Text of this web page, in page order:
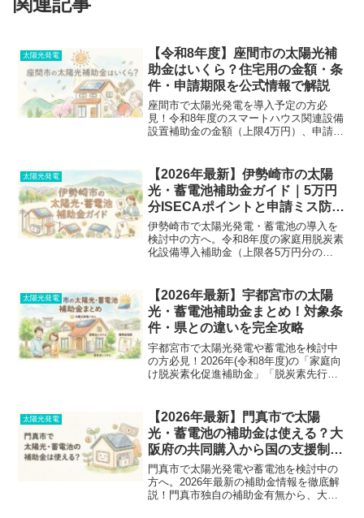
太陽光発電
【令和8年度】座間市の太陽光補
助金はいくら？住宅用の金額・条
件・申請期限を公式情報で解説
座間市で太陽光発電を導入予定の方必
見！令和8年度のスマートハウス関連設備
設置補助金の金額（上限4万円）、申請タ
を防ぐチェックリスト付き。
太陽光発電
【2026年最新】伊勢崎市の太陽
光・蓄電池補助金ガイド｜5万円
分ISECAポイントと申請ミス防止
策
伊勢崎市で太陽光発電・蓄電池の導入を
検討中の方へ。令和8年度の家庭用脱炭素
化設備導入補助金（上限各5万円分の
PPAの可否や、申請ミスを防ぐための業
者確認リストまで網羅しています。
太陽光発電
【2026年最新】宇都宮市の太陽
光・蓄電池補助金まとめ！対象条
件・県との違いを完全攻略
宇都宮市で太陽光発電や蓄電池を検討中
の方必見！2026年(令和8年度)の「家庭向
け脱炭素化促進補助金」「脱炭素先行地
ランがわかりやすく徹底解説。損しない
ための見積もり選びのコツも公開してい
ます。
太陽光発電
【2026年最新】門真市で太陽
光・蓄電池の補助金は使える？大
阪府の共同購入から国の支援制度
まで徹底解説
門真市で太陽光発電や蓄電池を検討中の
方へ。2026年最新の補助金情報を徹底解
説！門真市独自の補助金有無から、大阪